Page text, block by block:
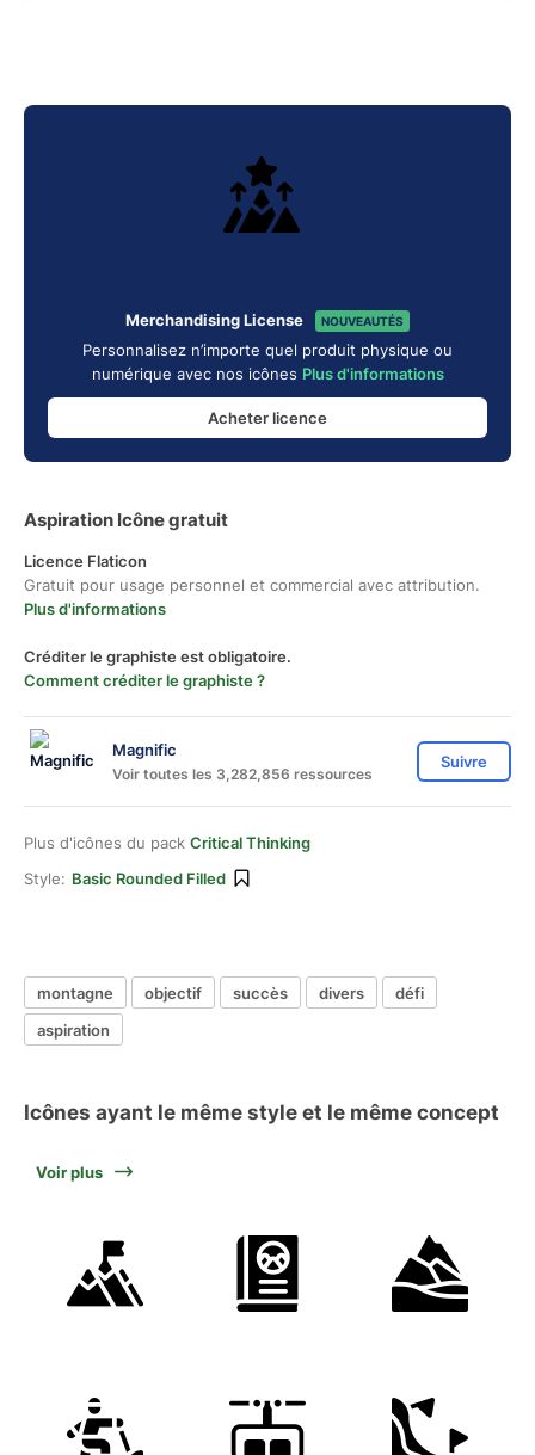
Merchandising License NOUVEAUTÉS
Personnalisez n’importe quel produit physique ou
numérique avec nos icônes Plus d'informations
Acheter licence
Aspiration Icône gratuit
Licence Flaticon
Gratuit pour usage personnel et commercial avec attribution.
Plus d'informations
Créditer le graphiste est obligatoire.
Comment créditer le graphiste ?
Magnific
Voir toutes les 3,282,856 ressources
Suivre
Plus d'icônes du pack Critical Thinking
Style: Basic Rounded Filled
montagne objectif succès divers
défi
aspiration
Icônes ayant le même style et le même concept
Voir plus